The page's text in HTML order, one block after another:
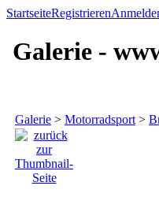
StartseiteRegistrieren
Galerie -
Galerie > Motorradsport >